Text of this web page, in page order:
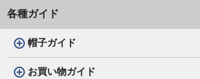
各種ガイド
帽子ガイド
お買い物ガイド